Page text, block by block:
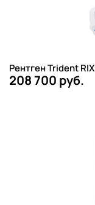
Рентген Trident
208 700 руб.